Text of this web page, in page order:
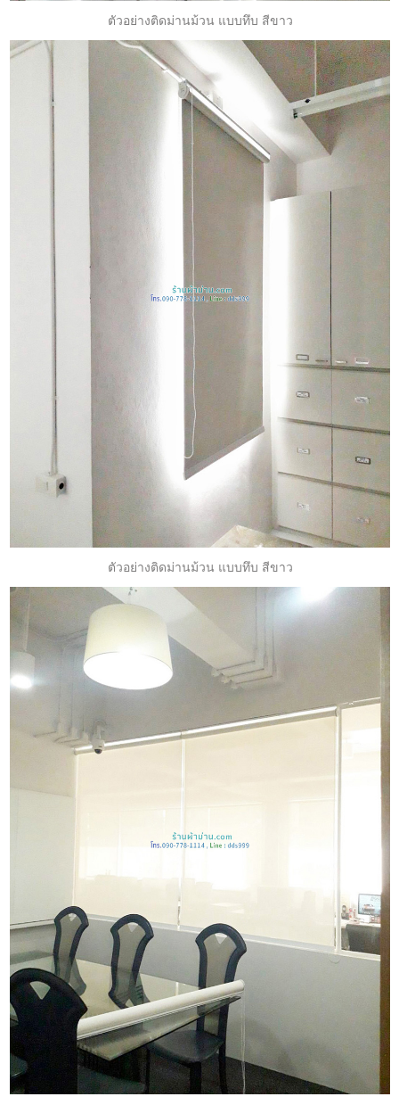
ตัวอย่างติดม่านม้วน แบบทึบ สีขาว
ตัวอย่างติดม่านม้วน แบบทึบ สีขาว